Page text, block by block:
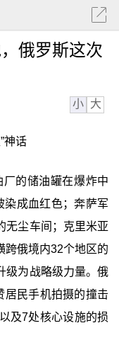
俄罗斯这次
小 大
神话
的储油罐在爆炸中
染成血红色；奔萨军
无尘车间；克里米亚
俄境内32个地区的
级为战略级力量。俄
居民手机拍摄的撞击
及7处核心设施的损